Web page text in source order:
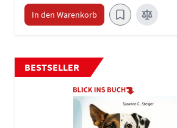
In den Warenkorb
BESTSELLER